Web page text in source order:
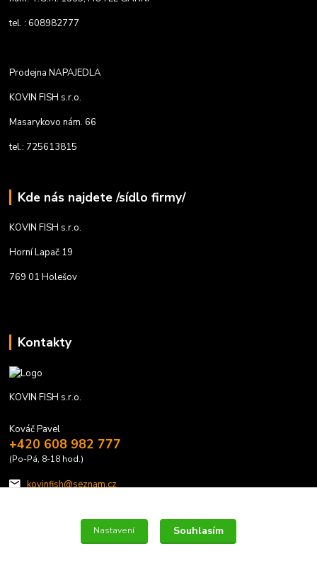
tel. : 608982777
Prodejna NAPAJEDLA
KOVIN FISH s.r.o.
Masarykovo nám. 66
tel.: 725613815
Kde nás najdete /sídlo firmy/
KOVIN FISH s.r.o.
Horní Lapač 19
769 01 Holešov
Kontakty
KOVIN FISH s.r.o.
Kováč Pavel
+420 608 982 777
(Po-Pá, 8-18 hod.)
kovinfish@seznam.cz
Nastavení Souhlasím